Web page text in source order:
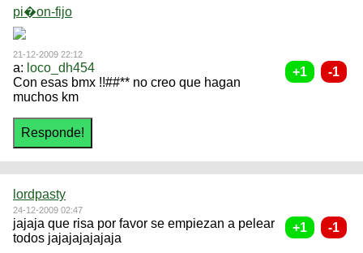
pi�on-fijo
21-12-2009 22:12
a: loco_dh454
Con esas bmx !!##** no creo que hagan
muchos km
lordpasty
24-12-2009 02:47
jajaja que risa por favor se empiezan a pelear
todos jajajajajajaja